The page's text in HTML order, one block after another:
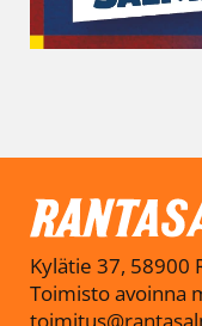
Kylätie 37, 58900
Toimisto avoinna